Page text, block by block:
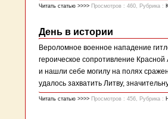
Читать статью >>>> Просмотров : 460, Рубрика :
День в истории
Вероломное военное нападение
героическое сопротивление
и нашли себе могилу на полях
удалось захватить Литву,
Читать статью >>>> Просмотров : 456, Рубрика :